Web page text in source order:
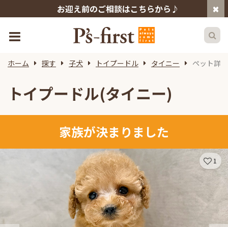
お迎え前のご相談はこちらから♪
ホーム 探す 子犬 トイプードル タイニー ペット詳細
トイプードル(タイニー)
家族が決まりました
1